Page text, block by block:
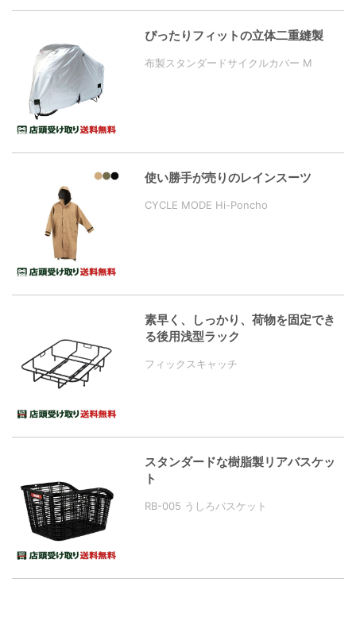
ぴったりフィットの立体二重縫製
布製スタンダードサイクルカバー M
使い勝手が売りのレインスーツ
CYCLE MODE Hi-Poncho
素早く、しっかり、荷物を固定でき
る後用浅型ラック
フィックスキャッチ
スタンダードな樹脂製リアバスケッ
ト
RB-005 うしろバスケット